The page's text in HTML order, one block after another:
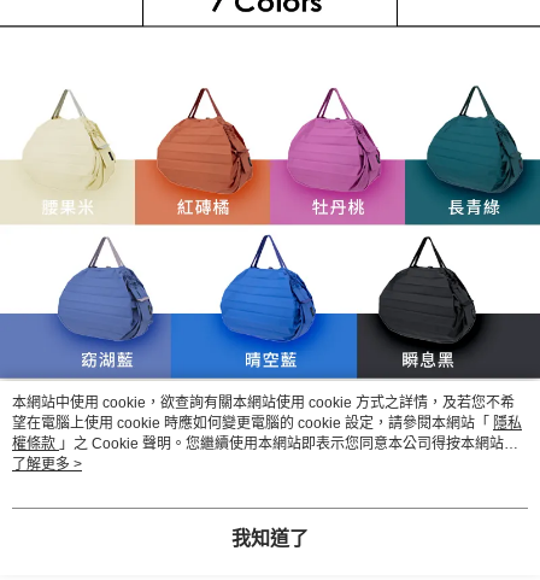
本網站中使用 cookie，欲查詢有關本網站使用 cookie 方式之詳情，及若您不希
望在電腦上使用 cookie 時應如何變更電腦的 cookie 設定，請參閱本網站「 隱私
權條款 」之 Cookie 聲明。您繼續使用本網站即表示您同意本公司得按本網站使
用條款之 Cookie 聲明使用 cookie。
了解更多 >
我知道了